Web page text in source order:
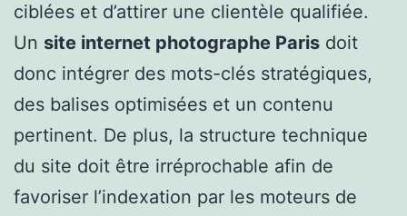
ciblées et d’attirer une clientèle qualifiée.
Un site internet photographe Paris doit
donc intégrer des mots-clés stratégiques,
des balises optimisées et un contenu
pertinent. De plus, la structure technique
du site doit être irréprochable afin de
favoriser l’indexation par les moteurs de